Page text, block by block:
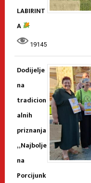
LABIRINT
A
19145
Dodijelje
na
tradicion
alnih
priznanja
„Najbolje
na
Porcijunk